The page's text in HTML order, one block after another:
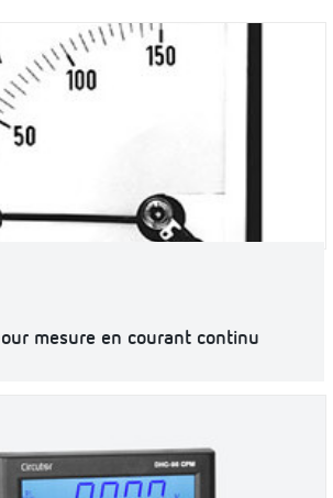
mesure en courant continu